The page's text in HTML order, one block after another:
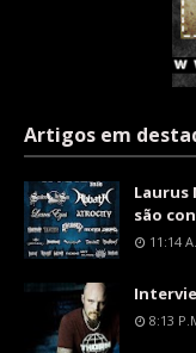
Artigos em
Laurus
são
11:14
8:13